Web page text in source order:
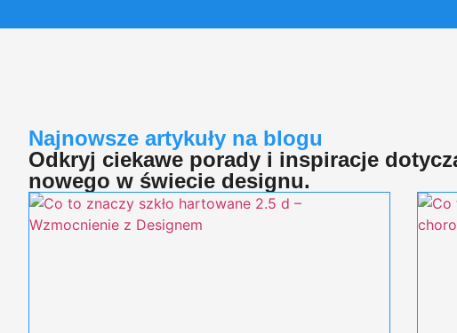
Najnowsze artykuły na blogu
Odkryj ciekawe porady i inspiracje
nowego w świecie designu.